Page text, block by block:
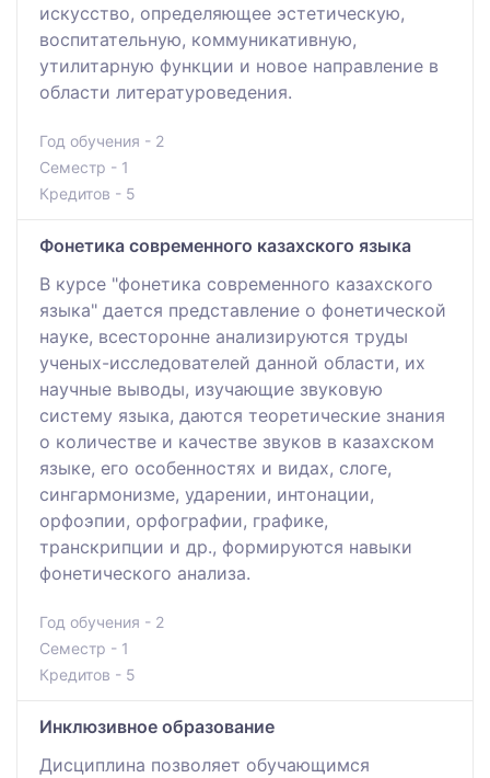
искусство, определяющее эстетическую,
воспитательную, коммуникативную,
утилитарную функции и новое направление в
области литературоведения.
Год обучения - 2
Семестр - 1
Кредитов - 5
Фонетика современного казахского языка
В курсе "фонетика современного казахского
языка" дается представление о фонетической
науке, всесторонне анализируются труды
ученых-исследователей данной области, их
научные выводы, изучающие звуковую
систему языка, даются теоретические знания
о количестве и качестве звуков в казахском
языке, его особенностях и видах, слоге,
сингармонизме, ударении, интонации,
орфоэпии, орфографии, графике,
транскрипции и др., формируются навыки
фонетического анализа.
Год обучения - 2
Семестр - 1
Кредитов - 5
Инклюзивное образование
Дисциплина позволяет обучающимся